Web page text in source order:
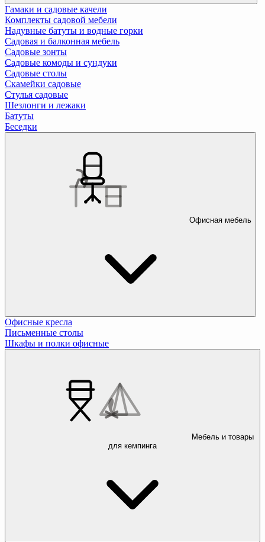
Гамаки и садовые качели
Комплекты садовой мебели
Надувные батуты и водные горки
Садовая и балконная мебель
Садовые зонты
Садовые комоды и сундуки
Садовые столы
Скамейки садовые
Стулья садовые
Шезлонги и лежаки
Батуты
Беседки
Офисная мебель
Офисные кресла
Письменные столы
Шкафы и полки офисные
Мебель и товары
для кемпинга